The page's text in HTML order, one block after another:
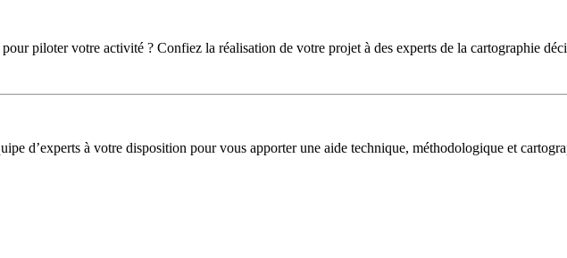
piloter votre activité ? Confiez la réalisation de votre projet à des experts de la cartographie
d’experts à votre disposition pour vous apporter une aide technique, méthodologique et